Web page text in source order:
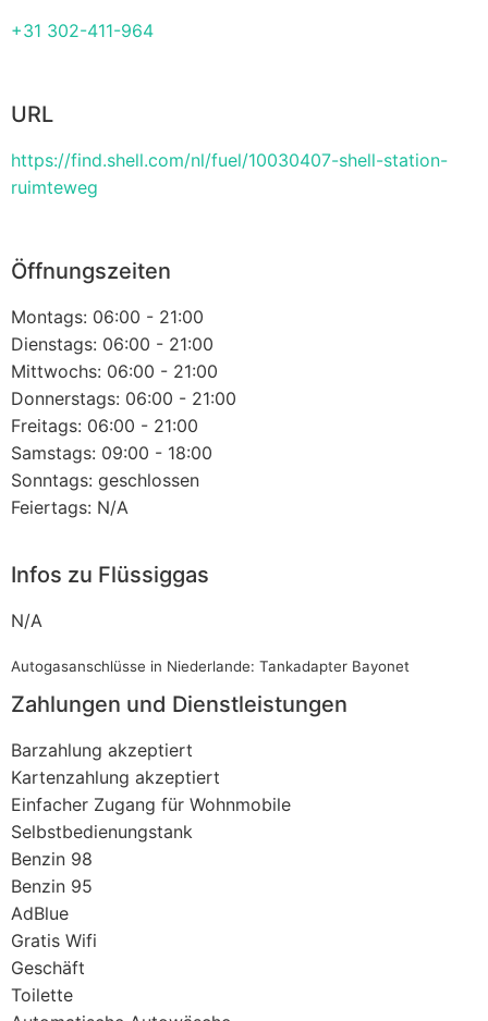
+31 302-411-964
URL
https://find.shell.com/nl/fuel/10030407-shell-station-
ruimteweg
Öffnungszeiten
Montags: 06:00 - 21:00
Dienstags: 06:00 - 21:00
Mittwochs: 06:00 - 21:00
Donnerstags: 06:00 - 21:00
Freitags: 06:00 - 21:00
Samstags: 09:00 - 18:00
Sonntags: geschlossen
Feiertags: N/A
Infos zu Flüssiggas
N/A
Autogasanschlüsse in Niederlande: Tankadapter Bayonet
Zahlungen und Dienstleistungen
Barzahlung akzeptiert
Kartenzahlung akzeptiert
Einfacher Zugang für Wohnmobile
Selbstbedienungstank
Benzin 98
Benzin 95
AdBlue
Gratis Wifi
Geschäft
Toilette